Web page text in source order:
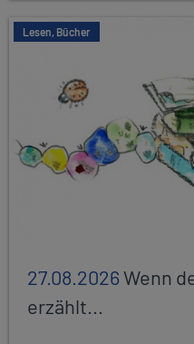
Lesen, Bücher
27.08.2026Wenn
erzählt...